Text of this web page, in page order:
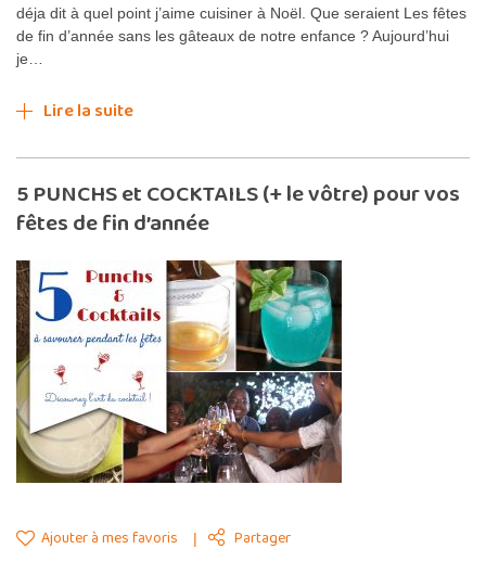
déja dit à quel point j’aime cuisiner à Noël. Que seraient Les fêtes
de fin d’année sans les gâteaux de notre enfance ? Aujourd’hui
je…
Lire la suite
5 PUNCHS et COCKTAILS (+ le vôtre) pour vos
fêtes de fin d’année
Ajouter à mes favoris Partager